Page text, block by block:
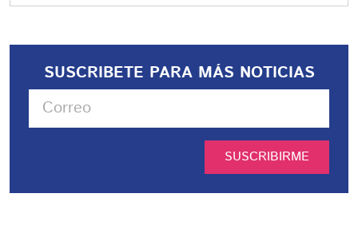
SUSCRIBETE PARA MÁS NOTICIAS
SUSCRIBIRME